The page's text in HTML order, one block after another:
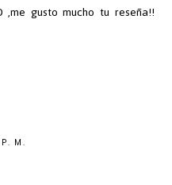
gusto mucho tu reseña!!
M.